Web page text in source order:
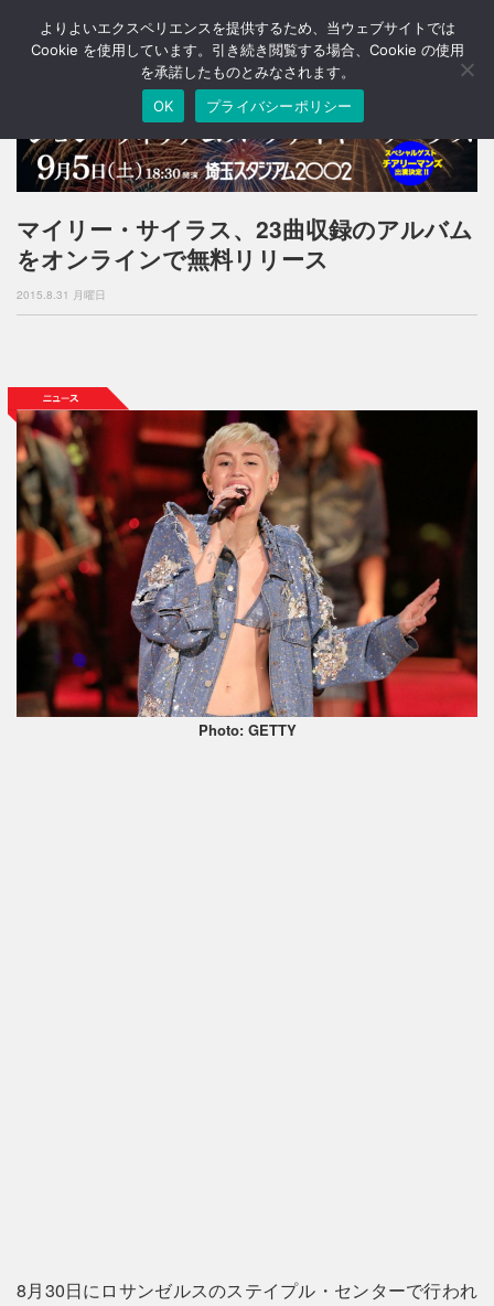
T
o
a
v
g
o
マイリー・サイラス、23曲収録のアルバム
をオンラインで無料リリース
2015.8.31 月曜日
Photo: GETTY
8月30日にロサンゼルスのステイプル・センターで行われ
よりよいエクスペリエンスを提供するため、当ウェブサイトでは
Cookie を使用しています。引き続き閲覧する場合、Cookie の使用
を承諾したものとみなされます。
OK
プライバシーポリシー